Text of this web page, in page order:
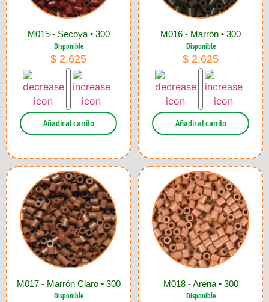
M015 - Secoya • 300
Disponible
$ 2.625
Añadir al carrito
M016 - Marrón • 300
Disponible
$ 2.625
Añadir al carrito
M017 - Marrón Claro • 300
Disponible
M018 - Arena • 300
Disponible